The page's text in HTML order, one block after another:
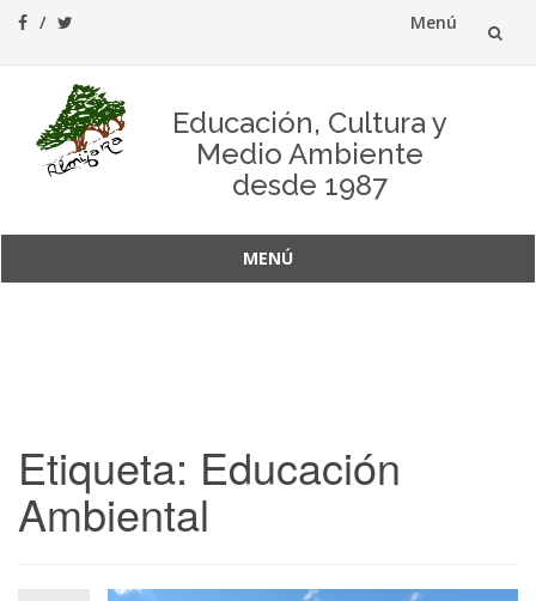
Menú
contenido
Educación, Cultura y
Medio Ambiente
desde 1987
MENÚ
Etiqueta: Educación
Ambiental